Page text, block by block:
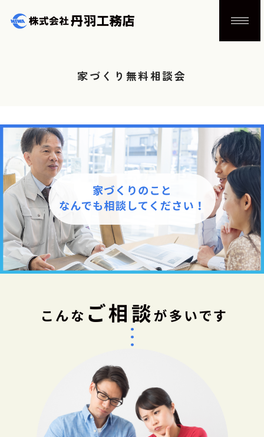
家づくり無料相談会
こんな ご相談が多いです